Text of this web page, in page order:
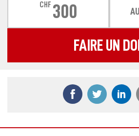
CHF 300
FAIRE UN
Partager ce